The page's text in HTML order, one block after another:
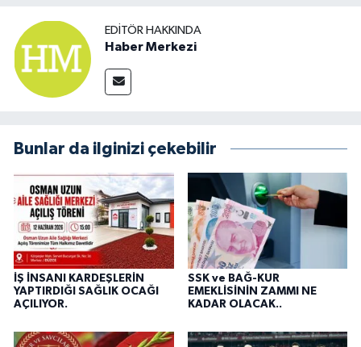
EDITÖR HAKKINDA
Haber Merkezi
Bunlar da ilginizi çekebilir
İŞ İNSANI KARDEŞLERİN
YAPTIRDIĞI SAĞLIK OCAĞI
AÇILIYOR.
SSK ve BAĞ-KUR
EMEKLİSİNİN ZAMMI NE
KADAR OLACAK..